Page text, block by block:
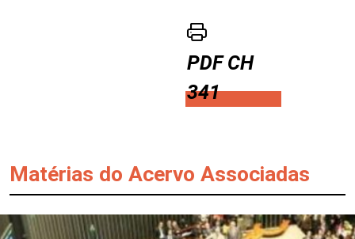
PDF CH
341
Matérias do Acervo Associadas